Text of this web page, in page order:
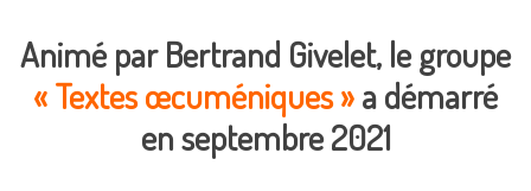
Animé par Bertrand Givelet, le groupe
« Textes œcuméniques »a démarré
en septembre 2021